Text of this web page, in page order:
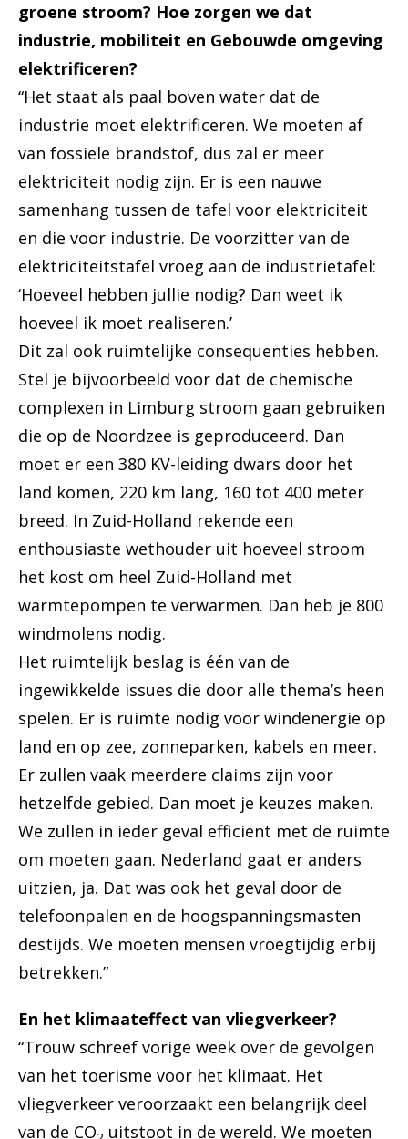
groene stroom? Hoe zorgen we dat
industrie, mobiliteit en Gebouwde omgeving
elektrificeren?
“Het staat als paal boven water dat de
industrie moet elektrificeren. We moeten af
van fossiele brandstof, dus zal er meer
elektriciteit nodig zijn. Er is een nauwe
samenhang tussen de tafel voor elektriciteit
en die voor industrie. De voorzitter van de
elektriciteitstafel vroeg aan de industrietafel:
‘Hoeveel hebben jullie nodig? Dan weet ik
hoeveel ik moet realiseren.’
Dit zal ook ruimtelijke consequenties hebben.
Stel je bijvoorbeeld voor dat de chemische
complexen in Limburg stroom gaan gebruiken
die op de Noordzee is geproduceerd. Dan
moet er een 380 KV-leiding dwars door het
land komen, 220 km lang, 160 tot 400 meter
breed. In Zuid-Holland rekende een
enthousiaste wethouder uit hoeveel stroom
het kost om heel Zuid-Holland met
warmtepompen te verwarmen. Dan heb je 800
windmolens nodig.
Het ruimtelijk beslag is één van de
ingewikkelde issues die door alle thema’s heen
spelen. Er is ruimte nodig voor windenergie op
land en op zee, zonneparken, kabels en meer.
Er zullen vaak meerdere claims zijn voor
hetzelfde gebied. Dan moet je keuzes maken.
We zullen in ieder geval efficiënt met de ruimte
om moeten gaan. Nederland gaat er anders
uitzien, ja. Dat was ook het geval door de
telefoonpalen en de hoogspanningsmasten
destijds. We moeten mensen vroegtijdig erbij
betrekken.”
En het klimaateffect van vliegverkeer?
“Trouw schreef vorige week over de gevolgen
van het toerisme voor het klimaat. Het
vliegverkeer veroorzaakt een belangrijk deel
van de CO
uitstoot in de wereld. We moeten